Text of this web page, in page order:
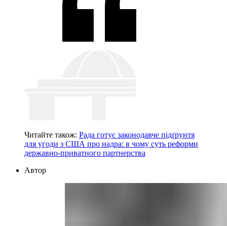
Читайте також: Рада готує законодавче підґрунтя
для угоди з США про надра: в чому суть реформи
державно-приватного партнерства
Автор